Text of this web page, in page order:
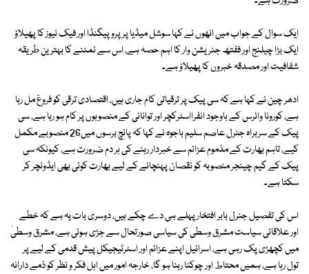
ایک سوال کے جواب میں انھوں نے کہا سوشل میڈیا پر پروپیگنڈا اور فیک نیوز کا پھیلاؤ
ایک بڑا چیلنج اور ففتھ جنریشن وار کا اہم حصہ ہے، اس سے نمٹنے کا بہترین طریقہ
شفافیت اور مصدقہ خبروں کا پھیلاؤ ہے۔
ادھر چین نے کہا ہے کہ سی پیک پر ترقیاتی کام جاری ہیں، اقتصادی ترقی کو فروغ مل رہا
ہے، کورونا وائرس کے باوجود انفرااسٹرکچر اور توانائی کے منصوبوں پر کام ہو رہا ہے، سی
پیک کے سربراہ جنرل عاصم سلیم باجوہ نے کہا کہ پانچ برسوں میں26 منصوبے مکمل
کیے، تاہم بھارت کے مذموم عزائم سے خبردار رہنے کی ہر دم ضرورت ہے، کیونکہ سی
پیک کے گیم چینجر منصوبہ کو نقصان پہنچانے کے لیے بھارت کوئی بھی ایڈونچر کر
سکتا ہے۔
اس کی تفصیل جنرل بابر افتخار پہلے ہی دے چکے ہیں، دوسری بات یہ ہے کہ خطے
اور علاقائی سیاست مشرق وسطیٰ کی سیاسی صورتحال سے جڑی ہوئی ہے، مشرق وسطیٰ
میں کچھڑی پک رہی ہے، اسرائیل اپنے عزائم اور اسٹرٹیجیکل پیش قدمی کے لیے پر
تول رہا ہے، ہمیں محتاط اور چوکنا رہنا ہو گا، خارجہ امور میں اہل فکر و نظر کو ذمے دارانہ